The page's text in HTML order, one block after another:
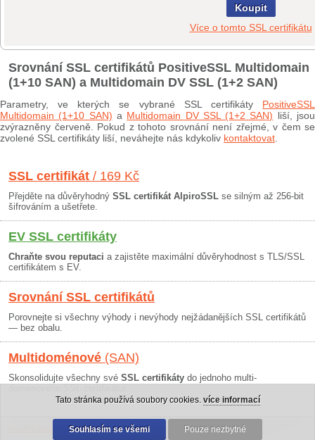
Koupit
Více o tomto SSL certifikátu
Srovnání SSL certifikátů PositiveSSL Multidomain
(1+10 SAN) a Multidomain DV SSL (1+2 SAN)
Parametry, ve kterých se vybrané SSL certifikáty PositiveSSL
Multidomain (1+10 SAN) a Multidomain DV SSL (1+2 SAN) liší, jsou
zvýrazněny červeně. Pokud z tohoto srovnání není zřejmé, v čem se
zvolené SSL certifikáty liší, neváhejte nás kdykoliv kontaktovat
SSL certifikát / 169 Kč
Přejděte na důvěryhodný SSL certifikát AlpiroSSL se silným až 256-bit
šifrováním a ušetřete.
EV SSL certifikáty
Chraňte svou reputaci a zajistěte maximální důvěryhodnost s TLS/SSL
certifikátem s EV.
Srovnání SSL certifikátů
Porovnejte si všechny výhody i nevýhody nejžádanějších SSL certifikátů
— bez obalu.
Multidoménové (SAN)
Skonsolidujte všechny své SSL certifikáty do jednoho multi-
Obchodní podmínky|30 dní záruka
Tato stránka používá soubory cookies. více informací
Souhlasím se všemi Pouze nezbytné